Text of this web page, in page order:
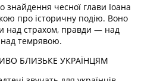
знайдення чесної глави Іоана
про історичну подію. Воно
над страхом, правди — над
темрявою.
БЛИЗЬКЕ УКРАЇНЦЯМ